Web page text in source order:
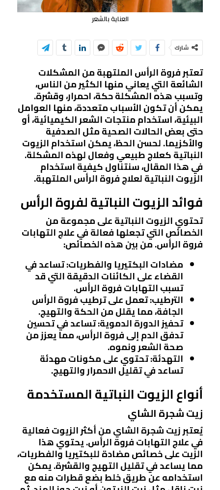
العناية بالشعر
شارك
تعتبر فروة الرأس الملتهبة من المشكلات
الشائعة التي يعاني منها الكثير من الناس،
وتسبب هذه المشكلة حكة، احمرار، وقشرة.
يمكن أن تكون الأسباب متعددة، منها العوامل
البيئية، استخدام منتجات الشعر الكيميائية، أو
حتى بعض الحالات الصحية مثل الصدفية
والأكزيما. لحسن الحظ، يمكن استخدام الزيوت
النباتية كعلاج طبيعي وفعال لهذه المشكلة.
في هذا المقال، سنتناول كيفية استخدام
الزيوت النباتية لعلاج فروة الرأس الملتهبة.
فوائد الزيوت النباتية لفروة الرأس
تحتوي الزيوت النباتية على مجموعة من
الخصائص التي تجعلها فعالة في علاج التهابات
فروة الرأس. من بين هذه الخصائص:
مضادات البكتيريا والفطريات: تساعد في
القضاء على الكائنات الدقيقة التي قد
تسبب التهابات فروة الرأس.
الترطيب: تعمل على ترطيب فروة الرأس
الجافة، مما يقلل من الحكة والتهيج.
تحفيز الدورة الدموية: تساعد في تحسين
تدفق الدم إلى فروة الرأس، مما يعزز من
صحة الشعر ونموه.
التهدئة: تحتوي على مكونات مهدئة
تساعد في تقليل الاحمرار والتهيج.
أنواع الزيوت النباتية المستخدمة
زيت شجرة الشاي
يُعتبر زيت شجرة الشاي من أكثر الزيوت فعالية
في علاج التهابات فروة الرأس. يحتوي هذا
الزيت على خصائص مضادة للبكتيريا والفطريات،
مما يساعد في تقليل التهيج والقشرة. يمكن
استخدامه عن طريق خلط بضع قطرات منه مع